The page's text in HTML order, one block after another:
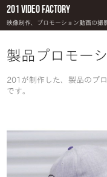
201 Video Factory
映像制作、プロモーション動画の撮
製品プロモー
201が制作した、製品のプ
です。